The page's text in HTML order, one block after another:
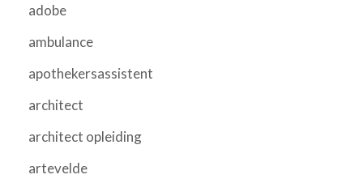
adobe
ambulance
apothekersassistent
architect
architect opleiding
artevelde